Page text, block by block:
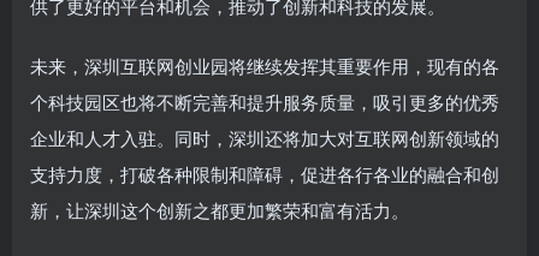
供了更好的平台和机会，推动了创新和科技的发展。
未来，深圳互联网创业园将继续发挥其重要作用，现有的各
个科技园区也将不断完善和提升服务质量，吸引更多的优秀
企业和人才入驻。同时，深圳还将加大对互联网创新领域的
支持力度，打破各种限制和障碍，促进各行各业的融合和创
新，让深圳这个创新之都更加繁荣和富有活力。